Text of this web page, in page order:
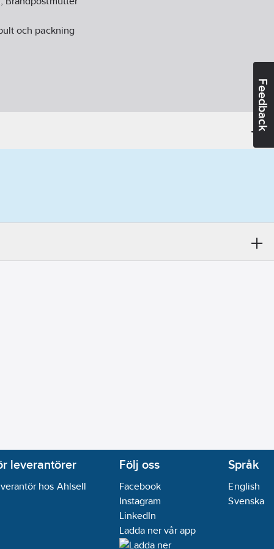
Feedback
och packning
leverantörer
hos Ahlsell
Följ oss
Facebook
Instagram
LinkedIn
Ladda ner vår app
Språk
English
Svenska